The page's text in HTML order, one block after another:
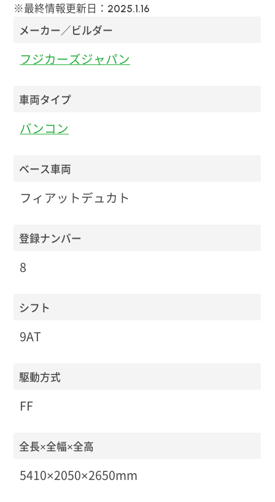
※最終情報更新日： 2025.1.16
メーカー／ビルダー
フジカーズジャパン
車両タイプ
バンコン
ベース車両
フィアットデュカト
登録ナンバー
8
シフト
9AT
駆動方式
FF
全長×全幅×全高
5410×2050×2650mm